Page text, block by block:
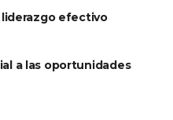
liderazgo efectivo
a las oportunidades